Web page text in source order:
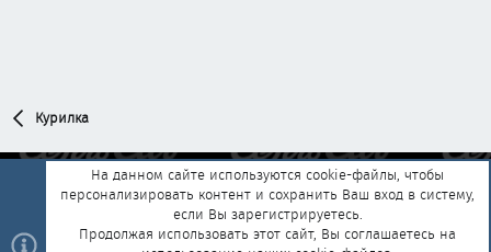
Курилка
Обратная связь
Условия и правила
Политика конфиденциальности
Помощь Главная
R
На данном сайте используются cookie-файлы, чтобы
персонализировать контент и сохранить Ваш вход в систему,
если Вы зарегистрируетесь.
Продолжая использовать этот сайт, Вы соглашаетесь на